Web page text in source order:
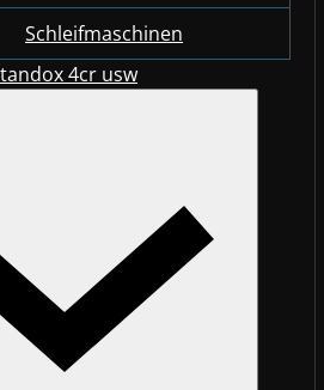
Schleifmaschinen
4cr usw